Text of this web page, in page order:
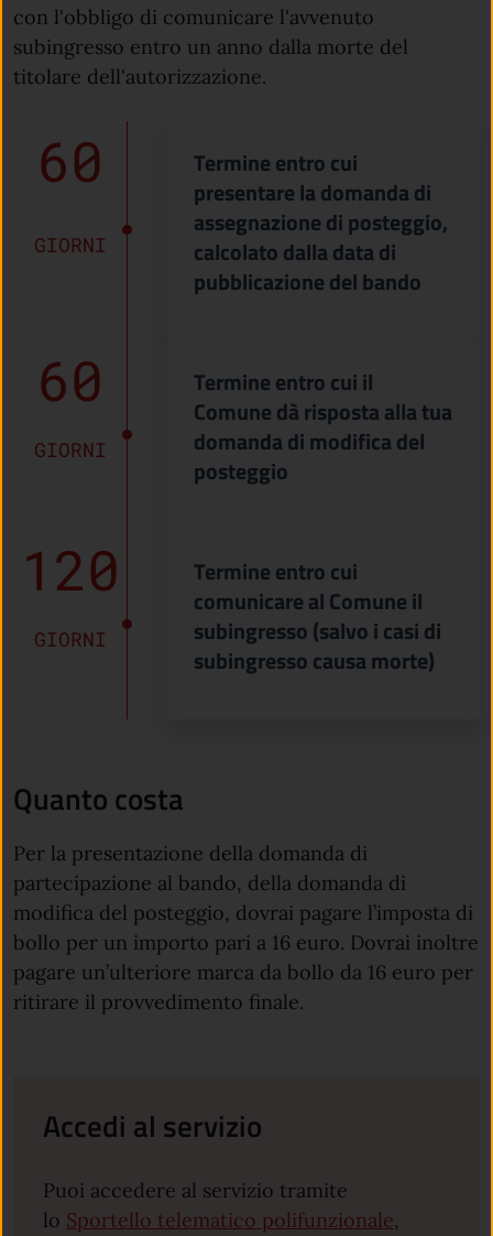
con l'obbligo di comunicare l'avvenuto
subingresso entro un anno dalla morte del
titolare dell'autorizzazione.
60
GIORNI
Termine entro cui
presentare la domanda di
assegnazione di posteggio,
calcolato dalla data di
pubblicazione del bando
60
GIORNI
Termine entro cui il
Comune dà risposta alla tua
domanda di modifica del
posteggio
120
GIORNI
Termine entro cui
comunicare al Comune il
subingresso (salvo i casi di
subingresso causa morte)
Quanto costa
Per la presentazione della domanda di
partecipazione al bando, della domanda di
modifica del posteggio, dovrai pagare l’imposta di
bollo per un importo pari a 16 euro. Dovrai inoltre
pagare un’ulteriore marca da bollo da 16 euro per
ritirare il provvedimento finale.
Accedi al servizio
Puoi accedere al servizio tramite
lo Sportello telematico polifunzionale,